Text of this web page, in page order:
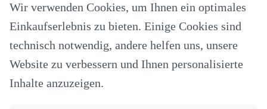
Alle Modelle
Stoffe & Schnitte
Nähzubehör
Ersatzteile
Stricken und Häkeln
Schneideplotter und Zubehör
Sticksoftware
Wir verwenden Cookies, um Ihnen ein optimales
Einkaufserlebnis zu bieten. Einige Cookies sind
technisch notwendig, andere helfen uns, unsere
Website zu verbessern und Ihnen personalisierte
Inhalte anzuzeigen.